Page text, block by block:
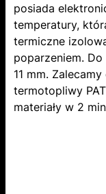
posiada
temperatury,
termiczne
poparzeniem.
11 mm.
termotopliwy
materiały w 2